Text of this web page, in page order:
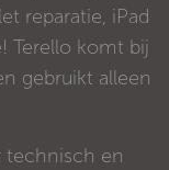
reparatie, iPad
Terello komt bij
gebruikt alleen
technisch en